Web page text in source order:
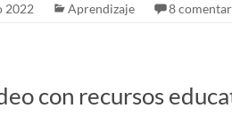
2022 Aprendizaje 8
con recursos